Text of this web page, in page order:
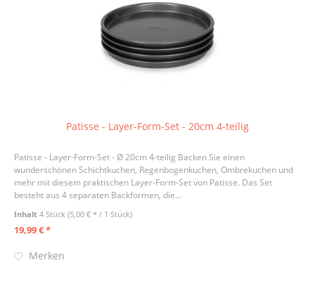
Patisse - Layer-Form-Set - 20cm 4-teilig
Patisse - Layer-Form-Set - Ø 20cm 4-teilig Backen Sie einen
wunderschönen Schichtkuchen, Regenbogenkuchen, Ombrekuchen und
mehr mit diesem praktischen Layer-Form-Set von Patisse. Das Set
besteht aus 4 separaten Backformen, die...
Inhalt4 Stück(5,00 € * / 1 Stück)
19,99 € *
Merken